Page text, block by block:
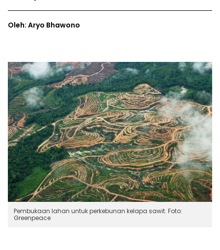
Oleh: Aryo Bhawono
Pembukaan lahan untuk perkebunan kelapa sawit. Foto:
Greenpeace